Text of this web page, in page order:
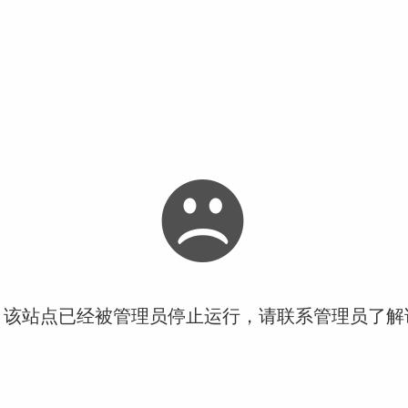
站点已经被管理员停止运行，请联系管理员了